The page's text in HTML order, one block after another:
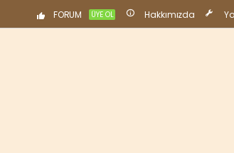
FORUM ÜYE OL Hakkımızda